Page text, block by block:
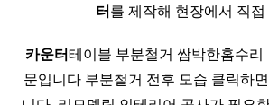
터를 제작해 현장에서 직
카운터테이블 부분철거 쌈박한홈수리
문입니다 부분철거 전후 모습 클릭하